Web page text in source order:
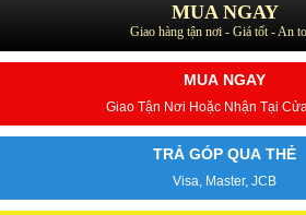
MUA NGAY
Giao hàng tận nơi - Giá tốt - An
MUA NGAY
Giao Tận Nơi Hoặc Nhận Tại
TRẢ GÓP QUA THẺ
Visa, Master, JCB